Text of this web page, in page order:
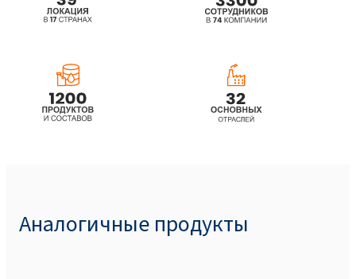
ROKAmina®K40 MB (Cocamidopropyl
Betaine)
Аналогичные продукты